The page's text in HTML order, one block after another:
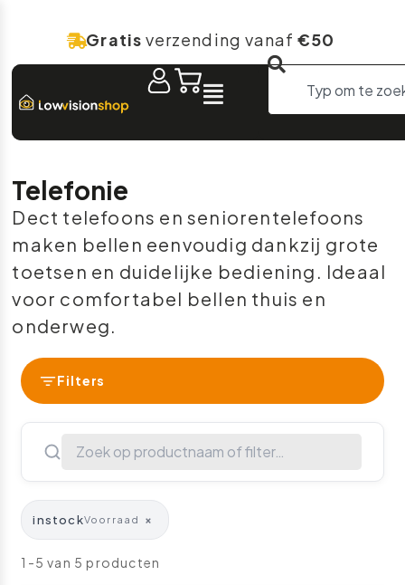
Gratis verzending vanaf €50
Telefonie
Dect telefoons en seniorentelefoons
maken bellen eenvoudig dankzij grote
toetsen en duidelijke bediening. Ideaal
voor comfortabel bellen thuis en
onderweg.
Filters
instockVoorraad ×
1-5 van 5 producten